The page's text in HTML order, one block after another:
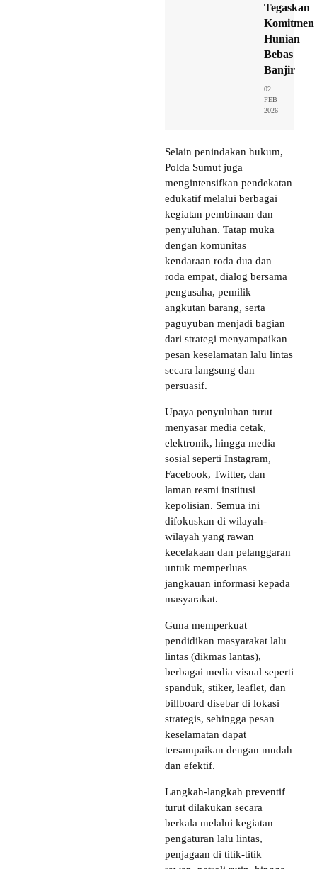
Tegaskan
Komitmen
Hunian
Bebas
Banjir
02
FEB
2026
Selain penindakan hukum,
Polda Sumut juga
mengintensifkan pendekatan
edukatif melalui berbagai
kegiatan pembinaan dan
penyuluhan. Tatap muka
dengan komunitas
kendaraan roda dua dan
roda empat, dialog bersama
pengusaha, pemilik
angkutan barang, serta
paguyuban menjadi bagian
dari strategi menyampaikan
pesan keselamatan lalu lintas
secara langsung dan
persuasif.
Upaya penyuluhan turut
menyasar media cetak,
elektronik, hingga media
sosial seperti Instagram,
Facebook, Twitter, dan
laman resmi institusi
kepolisian. Semua ini
difokuskan di wilayah-
wilayah yang rawan
kecelakaan dan pelanggaran
untuk memperluas
jangkauan informasi kepada
masyarakat.
Guna memperkuat
pendidikan masyarakat lalu
lintas (dikmas lantas),
berbagai media visual seperti
spanduk, stiker, leaflet, dan
billboard disebar di lokasi
strategis, sehingga pesan
keselamatan dapat
tersampaikan dengan mudah
dan efektif.
Langkah-langkah preventif
turut dilakukan secara
berkala melalui kegiatan
pengaturan lalu lintas,
penjagaan di titik-titik